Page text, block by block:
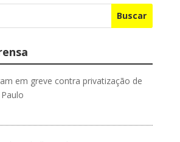
Buscar
em greve contra privatização de